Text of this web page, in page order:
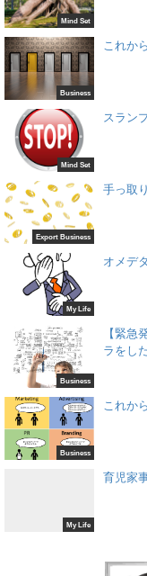
Mind Set
Business
これか
Mind Set
スラン
Export Business
手っ取
My Life
オメデ
Business
【緊急
ラをし
Business
これか
My Life
育児家